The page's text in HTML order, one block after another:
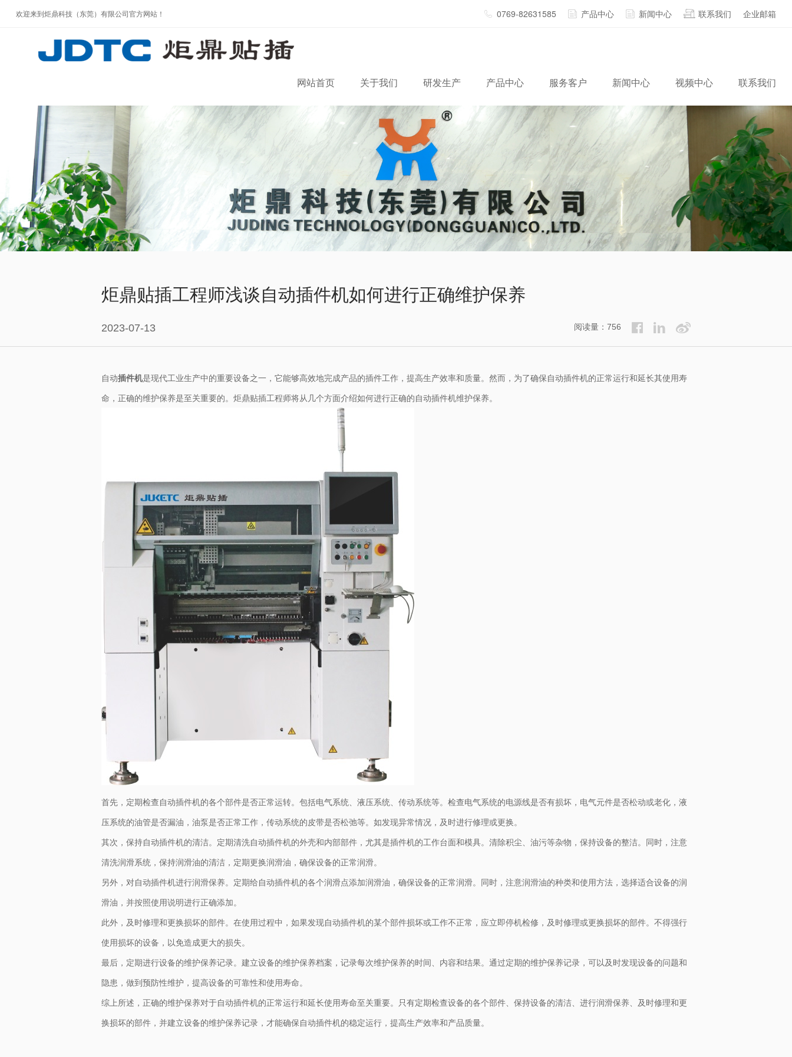
欢迎来到炬鼎科技（东莞）有限公司官方网站！ 0769-82631585 产品中心 新闻中心 联系我们 企业邮箱
网站首页 关于我们 研发生产 产品中心 服务客户 新闻中心 视频中心 联系我们
炬鼎贴插工程师浅谈自动插件机如何进行正确维护保养
2023-07-13 阅读量：756
自动插件机是现代工业生产中的重要设备之一，它能够高效地完成产品的插件工作，提高生产效率和质量。然而，为了确保自动插件机的正常运行和延长其使用寿
命，正确的维护保养是至关重要的。炬鼎贴插工程师将从几个方面介绍如何进行正确的自动插件机维护保养。
首先，定期检查自动插件机的各个部件是否正常运转。包括电气系统、液压系统、传动系统等。检查电气系统的电源线是否有损坏，电气元件是否松动或老化，液
压系统的油管是否漏油，油泵是否正常工作，传动系统的皮带是否松弛等。如发现异常情况，及时进行修理或更换。
其次，保持自动插件机的清洁。定期清洗自动插件机的外壳和内部部件，尤其是插件机的工作台面和模具。清除积尘、油污等杂物，保持设备的整洁。同时，注意
清洗润滑系统，保持润滑油的清洁，定期更换润滑油，确保设备的正常润滑。
另外，对自动插件机进行润滑保养。定期给自动插件机的各个润滑点添加润滑油，确保设备的正常润滑。同时，注意润滑油的种类和使用方法，选择适合设备的润
滑油，并按照使用说明进行正确添加。
此外，及时修理和更换损坏的部件。在使用过程中，如果发现自动插件机的某个部件损坏或工作不正常，应立即停机检修，及时修理或更换损坏的部件。不得强行
使用损坏的设备，以免造成更大的损失。
最后，定期进行设备的维护保养记录。建立设备的维护保养档案，记录每次维护保养的时间、内容和结果。通过定期的维护保养记录，可以及时发现设备的问题和
隐患，做到预防性维护，提高设备的可靠性和使用寿命。
综上所述，正确的维护保养对于自动插件机的正常运行和延长使用寿命至关重要。只有定期检查设备的各个部件、保持设备的清洁、进行润滑保养、及时修理和更
换损坏的部件，并建立设备的维护保养记录，才能确保自动插件机的稳定运行，提高生产效率和产品质量。